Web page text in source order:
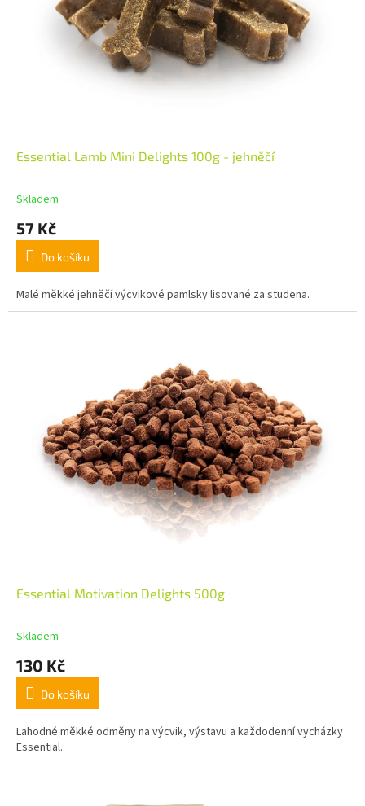
Essential Lamb Mini Delights 100g - jehněčí
Skladem
57 Kč
Do košíku
Malé měkké jehněčí výcvikové pamlsky lisované za studena.
Essential Motivation Delights 500g
Skladem
130 Kč
Do košíku
Lahodné měkké odměny na výcvik, výstavu a každodenní vycházky
Essential.